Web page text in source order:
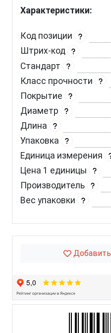
Характеристики:
Код позиции
Штрих-код
Стандарт
Класс прочности
Покрытие
Диаметр
Длина
Упаковка
Единица измерения
Цена 1 единицы
Производитель
Вес упаковки
Добавить